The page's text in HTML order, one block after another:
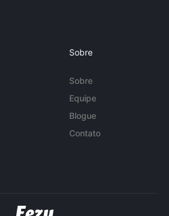
Sobre
Sobre
Equipe
Blogue
Contato